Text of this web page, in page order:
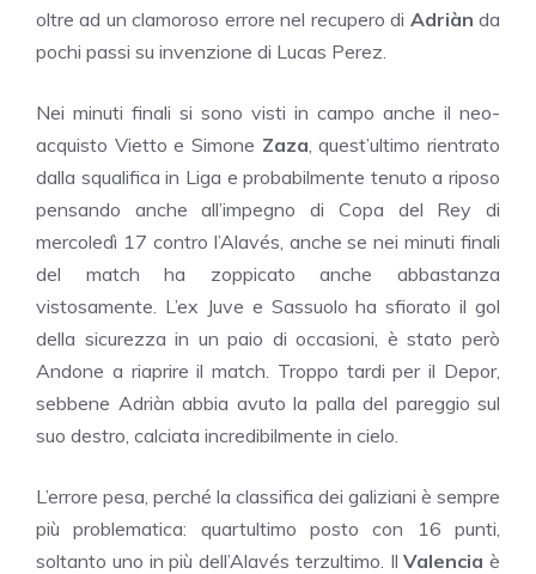
oltre ad un clamoroso errore nel recupero di Adriànda
pochi passi su invenzione di Lucas Perez.
Nei minuti finali si sono visti in campo anche il neo-
acquisto Vietto e Simone Zaza, quest’ultimo rientrato
dalla squalifica in Liga e probabilmente tenuto a riposo
pensando anche all’impegno di Copa del Rey di
mercoledì 17 contro l’Alavés, anche se nei minuti finali
del match ha zoppicato anche abbastanza
vistosamente. L’ex Juve e Sassuolo ha sfiorato il gol
della sicurezza in un paio di occasioni, è stato però
Andone a riaprire il match. Troppo tardi per il Depor,
sebbene Adriàn abbia avuto la palla del pareggio sul
suo destro, calciata incredibilmente in cielo.
L’errore pesa, perché la classifica dei galiziani è sempre
più problematica: quartultimo posto con 16 punti,
soltanto uno in più dell’Alavés terzultimo. IlValencia è